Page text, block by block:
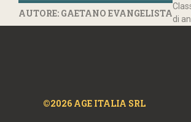
AUTORE: GAETANO EVANGELISTAdi
©2026 AGE ITALIA SRL